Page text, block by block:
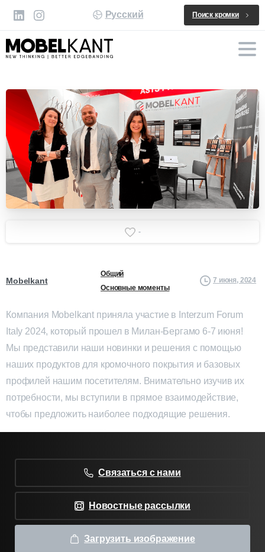
Русский Поиск кромки
-
Mobelkant
Общий
Основные моменты
7 июня, 2024
Компания Mobelkant приняла участие в Interzum Forum
Italy 2024, который прошел в Милан-Бергамо 6-7 июня!
Мы представили наши новинки и решения с помощью
наших продуктов для кромочного покрытия и базовых
профилей нашим посетителям. Внимательно изучив их
потребности, мы вступили в прямое взаимодействие,
чтобы предложить наиболее подходящие решения.
Связаться с нами
Новостные рассылки
Загрузить изображение